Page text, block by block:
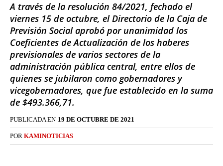
A través de la resolución 84/2021, fechado el
viernes 15 de octubre, el Directorio de la Caja de
Previsión Social aprobó por unanimidad los
Coeficientes de Actualización de los haberes
previsionales de varios sectores de la
administración pública central, entre ellos de
quienes se jubilaron como gobernadores y
vicegobernadores, que fue establecido en la suma
de $493.366,71.
PUBLICADA EN 19 DE OCTUBRE DE 2021
POR KAMINOTICIAS